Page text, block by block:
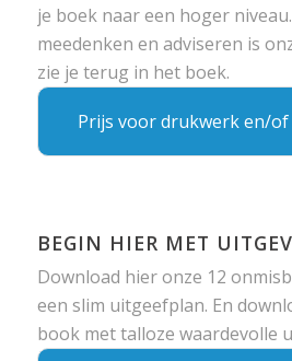
je boek naar een hoger
meedenken en adviseren is
zie je terug in het boek.
Prijs voor drukwerk en/
BEGIN HIER MET
Download hier onze 12
een slim uitgeefplan. En
book met talloze waardevolle